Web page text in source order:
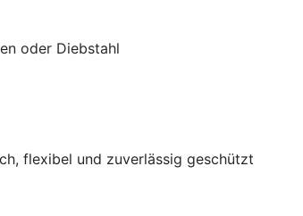
oder Diebstahl
flexibel und zuverlässig geschützt